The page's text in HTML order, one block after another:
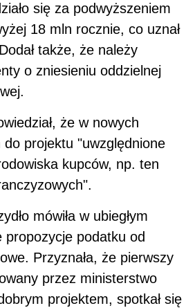
się za podwyższeniem
18 mln rocznie, co uznał
także, że należy
o zniesieniu oddzielnej
że w nowych
do projektu "uwzględnione
kupców, np. ten
mówiła w ubiegłym
propozycje podatku od
Przyznała, że pierwszy
przez ministerstwo
projektem, spotkał się